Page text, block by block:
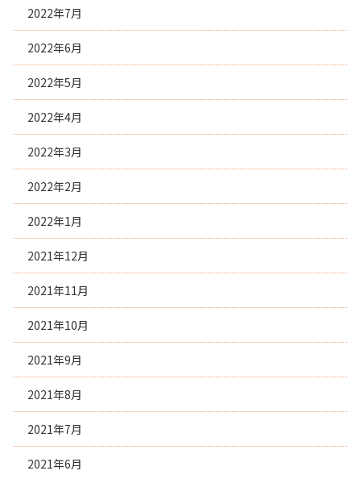
2022年7月
2022年6月
2022年5月
2022年4月
2022年3月
2022年2月
2022年1月
2021年12月
2021年11月
2021年10月
2021年9月
2021年8月
2021年7月
2021年6月